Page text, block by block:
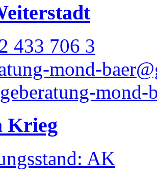
433 706 3
mond-
mond-
Krieg
AK